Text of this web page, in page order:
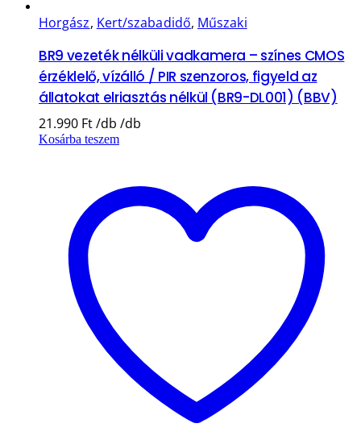
Horgász, Kert/szabadidő, Műszaki
BR9 vezeték nélküli vadkamera – színes CMOS
érzéklelő, vízálló / PIR szenzoros, figyeld az
állatokat elriasztás nélkül (BR9-DL001) (BBV)
21.990 Ft
Kosárba teszem